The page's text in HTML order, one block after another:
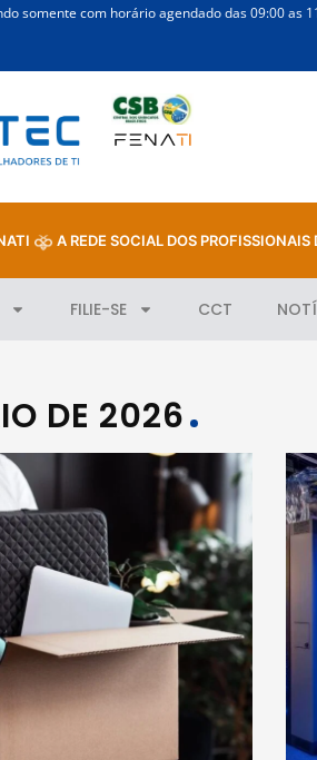
somente com horário agendado das 09:00 as
A REDE SOCIAL DOS PROFISSIONAIS
FILIE-SE CCT
DE 2026